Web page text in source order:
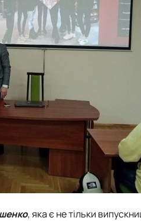
, яка є не тільки